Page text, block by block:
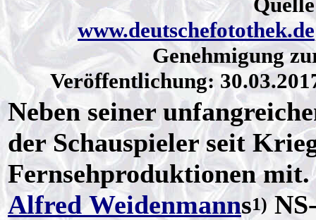
www.deutschefotothek.de
Genehmigung
Veröffentlichung:
Neben seiner
der Schauspieler seit
Fernsehproduktionen
Alfred Weidenmanns1)